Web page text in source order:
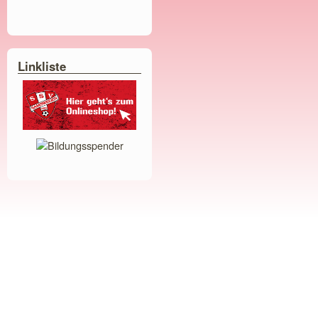
Linkliste
Bildungsspender